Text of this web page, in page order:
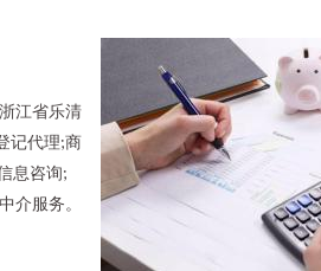
江省乐清
记代理;商
息咨询;
介服务。